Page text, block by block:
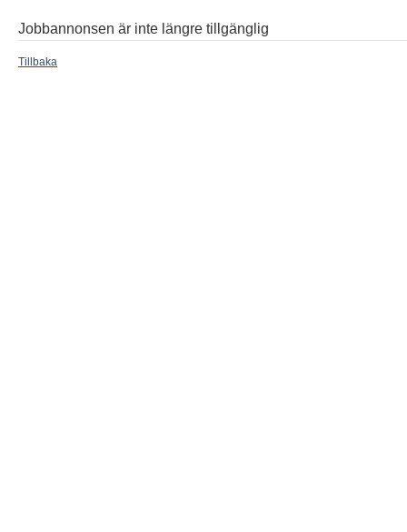
Jobbannonsen är inte längre tillgänglig
Tillbaka